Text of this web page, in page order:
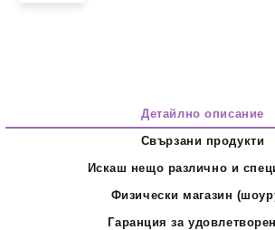
Детайлно описание
Свързани продукти
Искаш нещо различно и
Физически магазин
Гаранция за